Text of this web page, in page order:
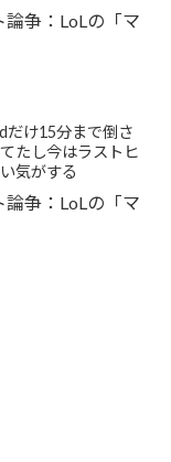
争：LoLの「マ
だけ15分まで倒さ
たし今はラストヒ
気がする
争：LoLの「マ